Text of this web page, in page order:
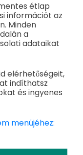
étlap
információt az
Minden
a
adataikat
elérhetőségeit,
indíthatsz
és ingyenes
menüjéhez: